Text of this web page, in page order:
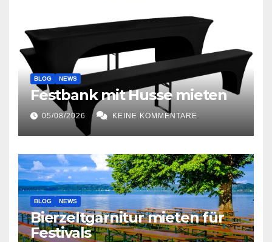
BLOG NEWS
Festbank mit Husse mieten
05/08/2026 KEINE KOMMENTARE
BLOG NEWS
Bierzeltgarnitur mieten für
Festivals